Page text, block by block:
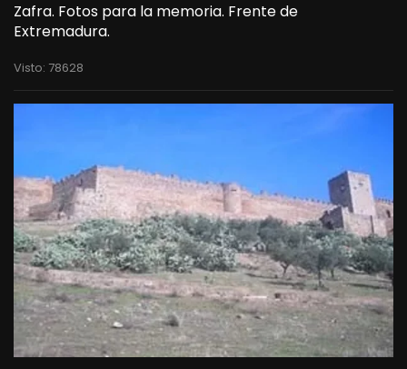
Zafra. Fotos para la memoria. Frente de
Extremadura.
Visto: 78628